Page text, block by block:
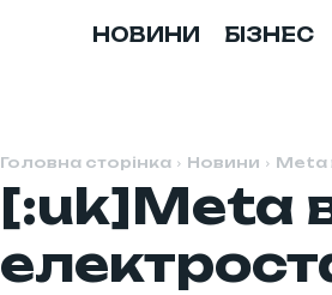
НОВИНИ БІЗНЕС
Головна сторінка Новини Meta
[:uk]Meta